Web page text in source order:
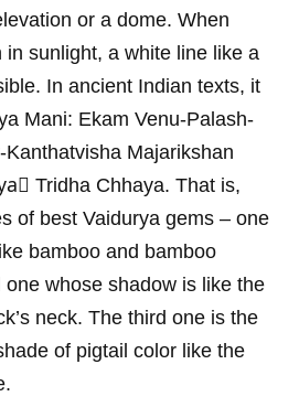
or a dome. When
in sunlight, a white line like a
In ancient Indian texts, it
Mani: Ekam Venu-Palash-
Majarikshan
Tridha Chhaya. That is,
of best Vaidurya gems – one
bamboo and bamboo
one whose shadow is like the
neck. The third one is the
of pigtail color like the